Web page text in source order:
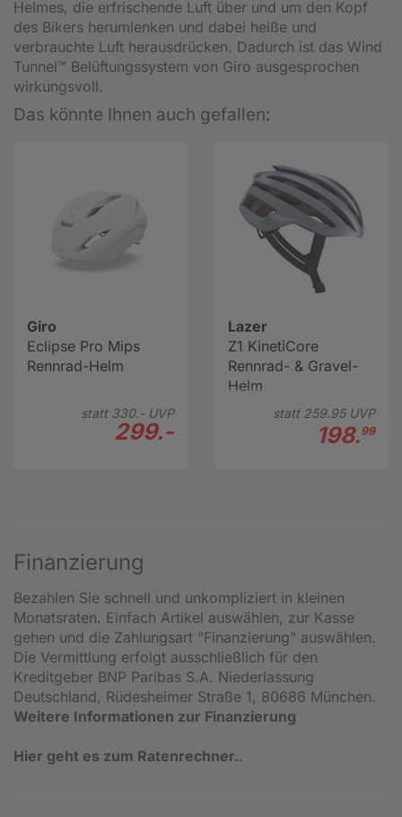
Helmes, die erfrischende Luft über und um den Kopf
des Bikers herumlenken und dabei heiße und
verbrauchte Luft herausdrücken. Dadurch ist das Wind
Tunnel™ Belüftungssystem von Giro ausgesprochen
wirkungsvoll.
Das könnte Ihnen auch gefallen:
Giro
Eclipse Pro Mips
Rennrad-Helm
statt 330.-UVP
299.-
Lazer
Z1 KinetiCore
Rennrad- & Gravel-
Helm
statt 259.95UVP
198.99
Finanzierung
Bezahlen Sie schnell und unkompliziert in kleinen
Monatsraten. Einfach Artikel auswählen, zur Kasse
gehen und die Zahlungsart "Finanzierung" auswählen.
Die Vermittlung erfolgt ausschließlich für den
Kreditgeber BNP Paribas S.A. Niederlassung
Deutschland, Rüdesheimer Straße 1, 80686 München.
Weitere Informationen zur Finanzierung
Hier geht es zum Ratenrechner..